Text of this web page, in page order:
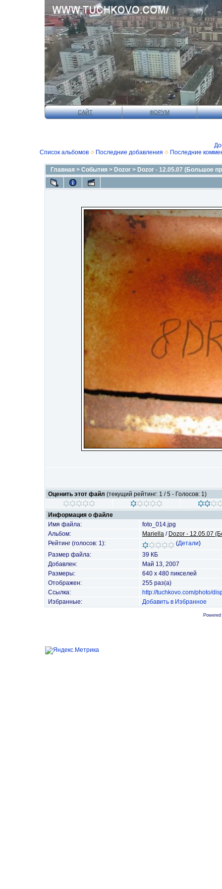
САЙТ ФОРУМ
Список альбомов
Последние добавления Последние
Главная > События > Dozor > Dozor - 12.05.07 (Большое
Оценить этот файл (текущий рейтинг: 1 / 5 - Голосов: 1)
Информация о файле
Имя файла:
foto_014.jpg
Альбом:
Mariella / Dozor - 12.05.07
Рейтинг (голосов: 1):
(Детали)
Размер файла:
39 КБ
Добавлен:
Май 13, 2007
Размеры:
640 x 480 пикселей
Отображен:
255 раз(а)
Ссылка:
http://tuchkovo.com/photo/
Избранные:
Добавить в Избранное